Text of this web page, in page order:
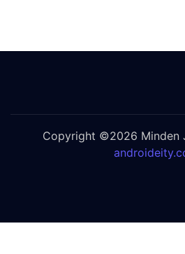
Copyright ©2026 Minden